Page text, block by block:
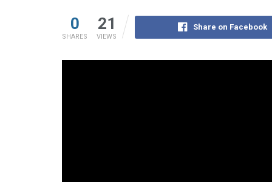
0
SHARES
21
VIEWS
Share on Facebook